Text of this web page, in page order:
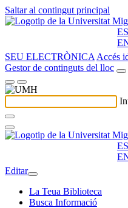
Saltar al contingut principal
SEU ELECTRÒNICA Accés
Gestor de continguts del lloc
Editar
La Teua Biblioteca
Busca Informació